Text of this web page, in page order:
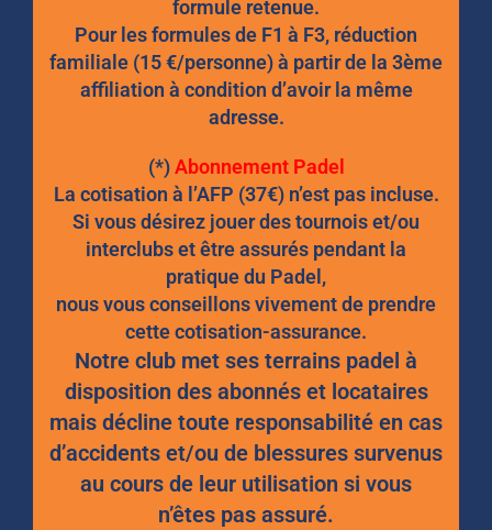
formule retenue.
Pour les formules de F1 à F3, réduction
familiale (15 €/personne) à partir de la 3ème
affiliation à condition d’avoir la même
adresse.
(*) Abonnement Padel
La cotisation à l’AFP (37€) n’est pas incluse.
Si vous désirez jouer des tournois et/ou
interclubs et être assurés pendant la
pratique du Padel,
nous vous conseillons vivement de prendre
cette cotisation-assurance.
Notre club met ses terrains padel à
disposition des abonnés et locataires
mais décline toute responsabilité en cas
d’accidents et/ou de blessures survenus
au cours de leur utilisation si vous
n’êtes pas assuré.